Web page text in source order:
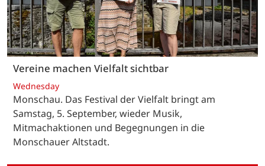
Vereine machen Vielfalt sichtbar
Wednesday
Monschau. Das Festival der Vielfalt bringt am
Samstag, 5. September, wieder Musik,
Mitmachaktionen und Begegnungen in die
Monschauer Altstadt.